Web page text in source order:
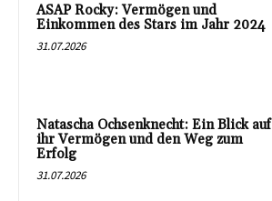
ASAP Rocky: Vermögen und
Einkommen des Stars im Jahr 2024
31.07.2026
Natascha Ochsenknecht: Ein Blick auf
ihr Vermögen und den Weg zum
Erfolg
31.07.2026